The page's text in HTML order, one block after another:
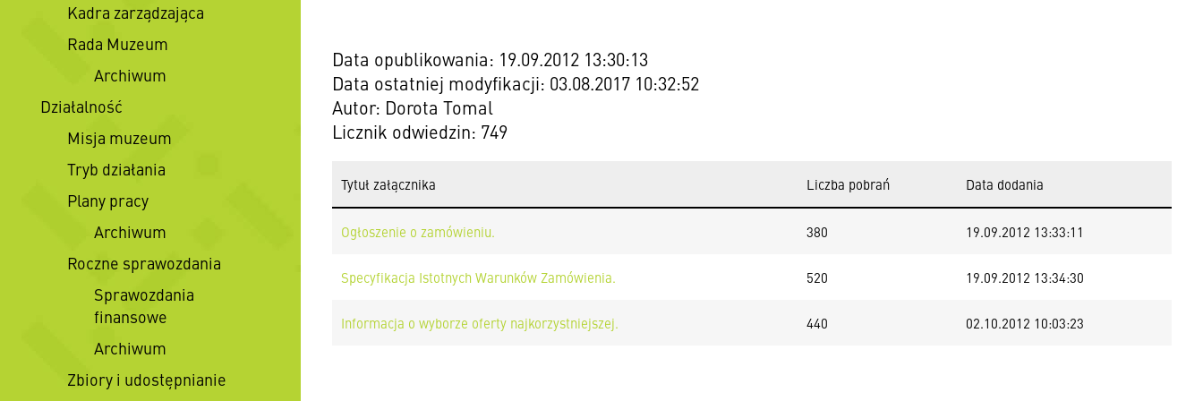
Kadra zarządzająca
Rada Muzeum
Archiwum
Działalność
Misja muzeum
Tryb działania
Plany pracy
Archiwum
Roczne sprawozdania
Sprawozdania
finansowe
Archiwum
Zbiory i udostępnianie
Data opublikowania: 19.09.2012 13:30:13
Data ostatniej modyfikacji: 03.08.2017 10:32:52
Autor: Dorota Tomal
Licznik odwiedzin: 749
Tytuł załącznika Liczba pobrań Data dodania
Ogłoszenie o zamówieniu. 380 19.09.2012 13:33:11
Specyfikacja Istotnych Warunków Zamówienia. 520 19.09.2012 13:34:30
Informacja o wyborze oferty najkorzystniejszej. 440 02.10.2012 10:03:23